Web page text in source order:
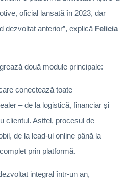
oficial lansată în 2023, dar
dezvoltat anterior”, explică Felicia
două module principale:
conectează toate
– de la logistică, financiar și
clientul. Astfel, procesul de
de la lead-ul online până la
prin platformă.
integral într-un an,